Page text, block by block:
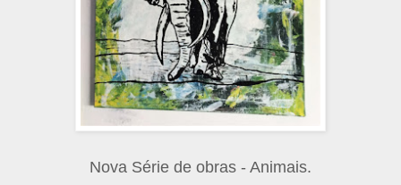
Nova Série de obras - Animais.